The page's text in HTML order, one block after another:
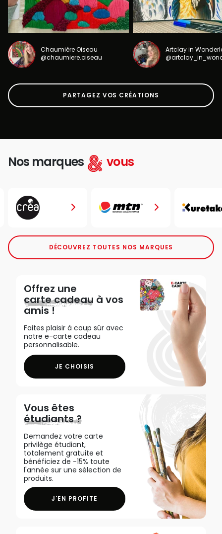
Chaumière Oiseau
@chaumiere.oiseau
Artclay in
PARTAGEZ VOS CRÉATIONS
Nos marques vous
DÉCOUVREZ TOUTES NOS MARQUES
Offrez une
carte cadeau à vos
amis !
Faites plaisir à coup sûr avec
notre e-carte cadeau
personnalisable.
JE CHOISIS
Vous êtes
étudiants ?
Demandez votre carte
privilège étudiant,
totalement gratuite et
bénéficiez de -15% toute
l'année sur une sélection de
produits.
J'EN PROFITE